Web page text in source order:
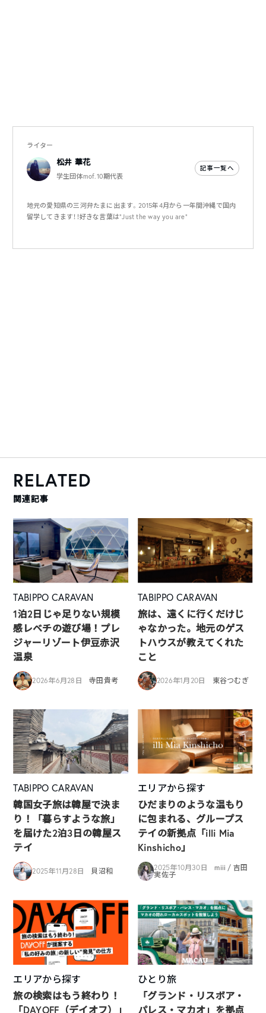
ライター
松井 華花
学生団体mof.10期代表
記事一覧へ
地元の愛知県の三河弁たまに出ます。2015年4月から一年間沖縄で国内
留学してきます！！好きな言葉は"Just the way you are"
RELATED
関連記事
TABIPPO CARAVAN
1泊2日じゃ足りない規模
感レベチの遊び場！プレ
ジャーリゾート伊豆赤沢
温泉
2026年6月28日 寺田貴考
TABIPPO CARAVAN
旅は、遠くに行くだけじ
ゃなかった。地元のゲス
トハウスが教えてくれた
こと
2026年1月20日 東谷つむぎ
TABIPPO CARAVAN
韓国女子旅は韓屋で決ま
り！「暮らすような旅」
を届けた2泊3日の韓屋ス
テイ
2025年11月28日 貝沼和
エリアから探す
ひだまりのような温もり
に包まれる、グループス
テイの新拠点「illi Mia
Kinshicho」
2025年10月30日
miii / 吉田
実佐子
エリアから探す
旅の検索はもう終わり！
「DAYOFF（デイオフ）」
ひとり旅
「グランド・リスボア・
パレス・マカオ」を拠点